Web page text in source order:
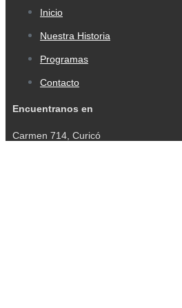
Inicio
Nuestra Historia
Programas
Contacto
Encuentranos en
Carmen 714, Curicó